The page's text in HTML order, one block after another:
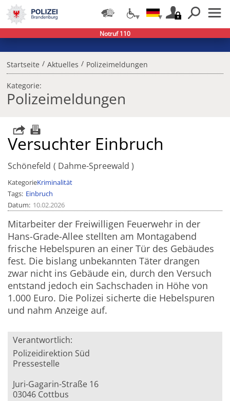
Startseite / Aktuelles / Polizeimeldungen
Kategorie:
Polizeimeldungen
Versuchter Einbruch
Schönefeld Dahme-Spreewald
KategorieKriminalität
Tags Einbruch
Datum 10.02.2026
Mitarbeiter der Freiwilligen Feuerwehr in der
Hans-Grade-Allee stellten am Montagabend
frische Hebelspuren an einer Tür des Gebäudes
fest. Die bislang unbekannten Täter drangen
zwar nicht ins Gebäude ein, durch den Versuch
entstand jedoch ein Sachschaden in Höhe von
1.000 Euro. Die Polizei sicherte die Hebelspuren
und nahm Anzeige auf.
Verantwortlich:
Polizeidirektion Süd
Pressestelle
Juri-Gagarin-Straße 16
03046 Cottbus
Notruf 110